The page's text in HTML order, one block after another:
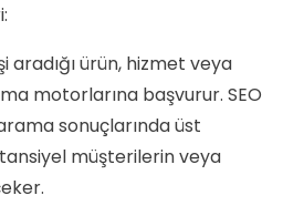
aradığı ürün, hizmet veya
motorlarına başvurur. SEO
sonuçlarında üst
müşterilerin veya